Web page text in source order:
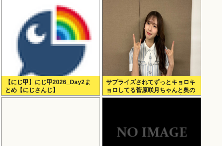
【にじ甲】にじ甲2026_Day2ま
とめ【にじさんじ】
サプライズされてずっとキョロキ
ョロしてる菅原咲月ちゃんと奥の
方でずっとニコニコしてる先輩達